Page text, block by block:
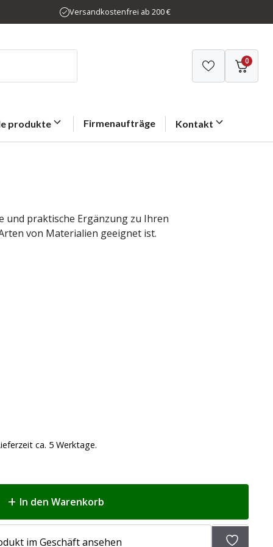
Versandkostenfrei ab 200 €
0
produkte Firmenaufträge Kontakt
und praktische Ergänzung zu Ihren
von Materialien geeignet ist.
ca. 5 Werktage.
In den Warenkorb
im Geschäft ansehen
Zur